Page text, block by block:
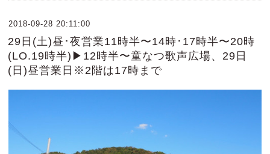
2018-09-28 20:11:00
29日(土)昼･夜営業11時半〜14時･17時半〜20時
(LO.19時半)▶12時半〜童なつ歌声広場、29日
(日)昼営業日※2階は17時まで